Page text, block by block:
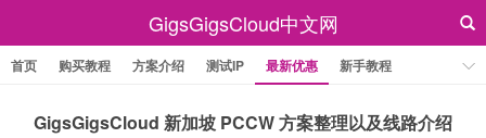
GigsGigsCloud中文网
首页 购买教程 方案介绍 测试IP 最新优惠 新手教程
GigsGigsCloud 新加坡 PCCW 方案整理以及线路介绍